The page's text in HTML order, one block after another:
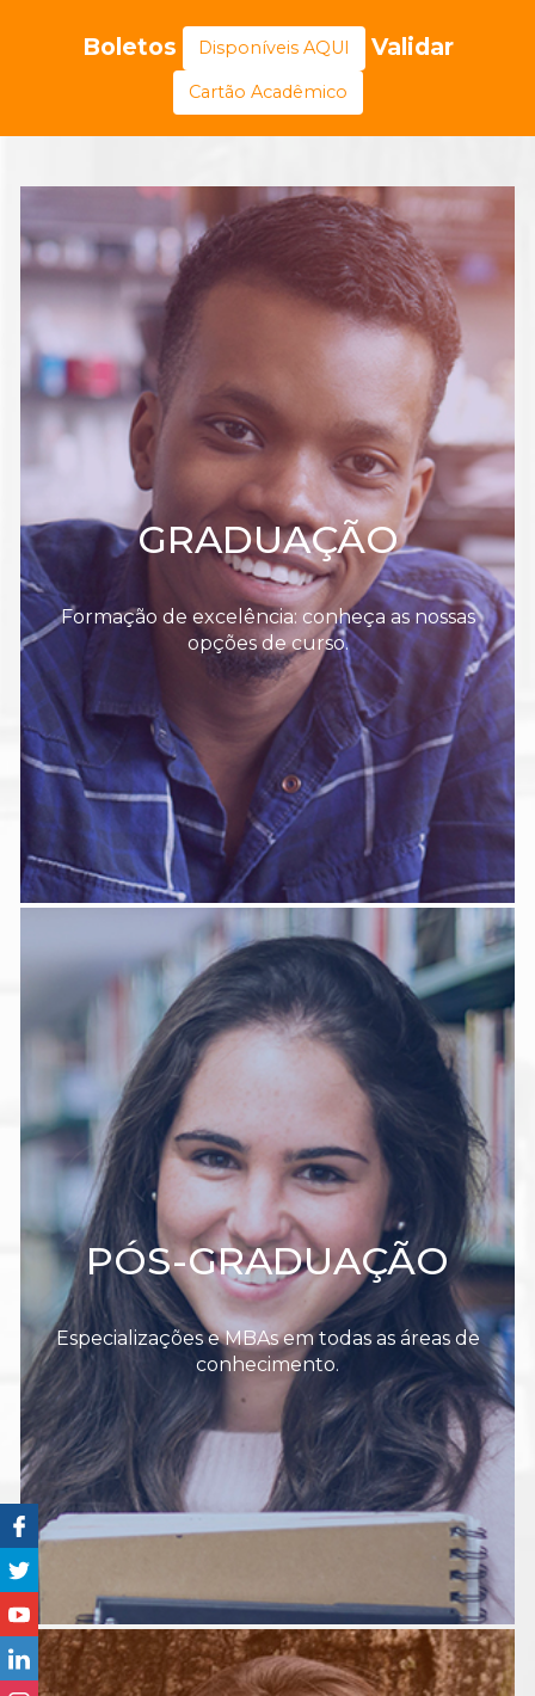
Boletos Disponíveis AQUI Validar
Cartão Acadêmico
GRADUAÇÃO
Formação de excelência: conheça as nossas
opções de curso.
PÓS-GRADUAÇÃO
Especializações e MBAs em todas as áreas de
conhecimento.